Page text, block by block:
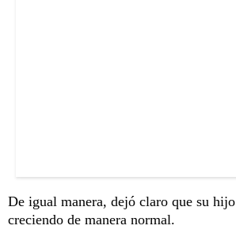
De igual manera, dejó claro que su hijo
creciendo de manera normal.